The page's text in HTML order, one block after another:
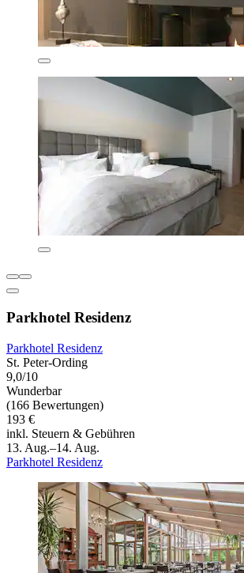
Parkhotel Residenz
Parkhotel Residenz
St. Peter-Ording
9,0/10
Wunderbar
(166 Bewertungen)
193 €
inkl. Steuern & Gebühren
13. Aug.–14. Aug.
Parkhotel Residenz